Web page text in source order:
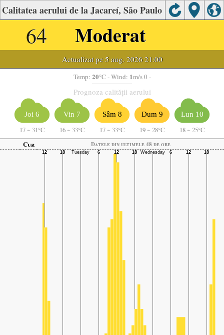
Calitatea aerului de la Jacareí, São Paulo
64 Moderat
Actualizat pe 5 aug. 2026 21:00
Temp: 20°C - Wind: 1m/s 0 -
Prognoza calității aerului
Joi 6
17 ~ 31°C
Vin 7
16 ~ 33°C
Sâm 8
17 ~ 33°C
Dum 9
19 ~ 28°C
Lun 10
18 ~ 25°C
Cur
Datele din ultimele 48 de ore